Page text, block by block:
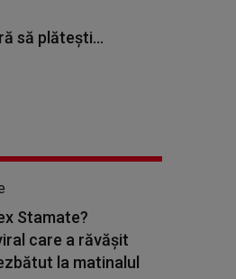
să plătești...
Stamate?
care a răvășit
la matinalul